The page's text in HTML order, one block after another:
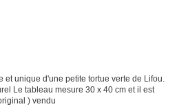
unique d'une petite tortue verte de Lifou.
Le tableau mesure 30 x 40 cm et il est
) vendu